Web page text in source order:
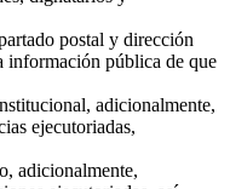
postal y dirección
información pública de que
adicionalmente,
ejecutoriadas,
adicionalmente,